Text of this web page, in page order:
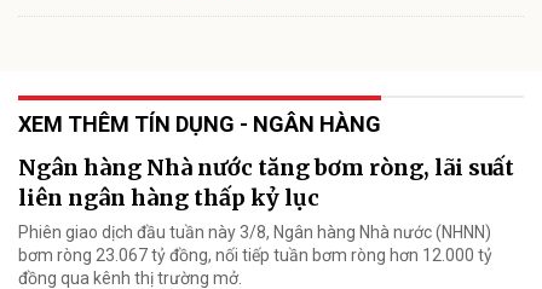
XEM THÊM TÍN DỤNG - NGÂN HÀNG
Ngân hàng Nhà nước tăng bơm ròng, lãi suất
liên ngân hàng thấp kỷ lục
Phiên giao dịch đầu tuần này 3/8, Ngân hàng Nhà nước (NHNN)
bơm ròng 23.067 tỷ đồng, nối tiếp tuần bơm ròng hơn 12.000 tỷ
đồng qua kênh thị trường mở.